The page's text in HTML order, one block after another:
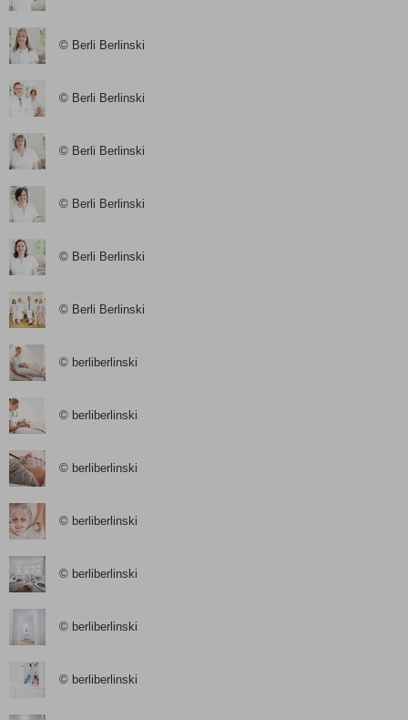
© Berli Berlinski
© Berli Berlinski
© Berli Berlinski
© Berli Berlinski
© Berli Berlinski
© Berli Berlinski
© berliberlinski
© berliberlinski
© berliberlinski
© berliberlinski
© berliberlinski
© berliberlinski
© berliberlinski